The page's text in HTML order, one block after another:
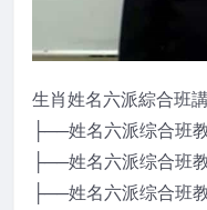
生肖姓名六派綜合班
├──姓名六派综合班
├──姓名六派综合班
├──姓名六派综合班